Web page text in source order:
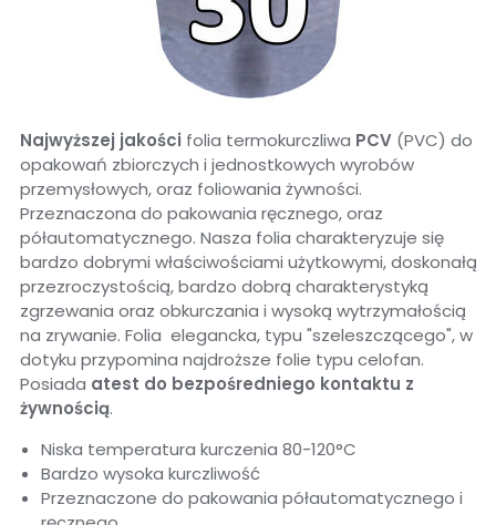
Najwyższej jakości folia termokurczliwa PCV (PVC) do
opakowań zbiorczych i jednostkowych wyrobów
przemysłowych, oraz foliowania żywności.
Przeznaczona do pakowania ręcznego, oraz
półautomatycznego. Nasza folia charakteryzuje się
bardzo dobrymi właściwościami użytkowymi, doskonałą
przezroczystością, bardzo dobrą charakterystyką
zgrzewania oraz obkurczania i wysoką wytrzymałością
na zrywanie. Folia elegancka, typu "szeleszczącego", w
dotyku przypomina najdroższe folie typu celofan.
Posiada atest do bezpośredniego kontaktu z
żywnością.
Niska temperatura kurczenia 80-120°C
Bardzo wysoka kurczliwość
Przeznaczone do pakowania półautomatycznego i